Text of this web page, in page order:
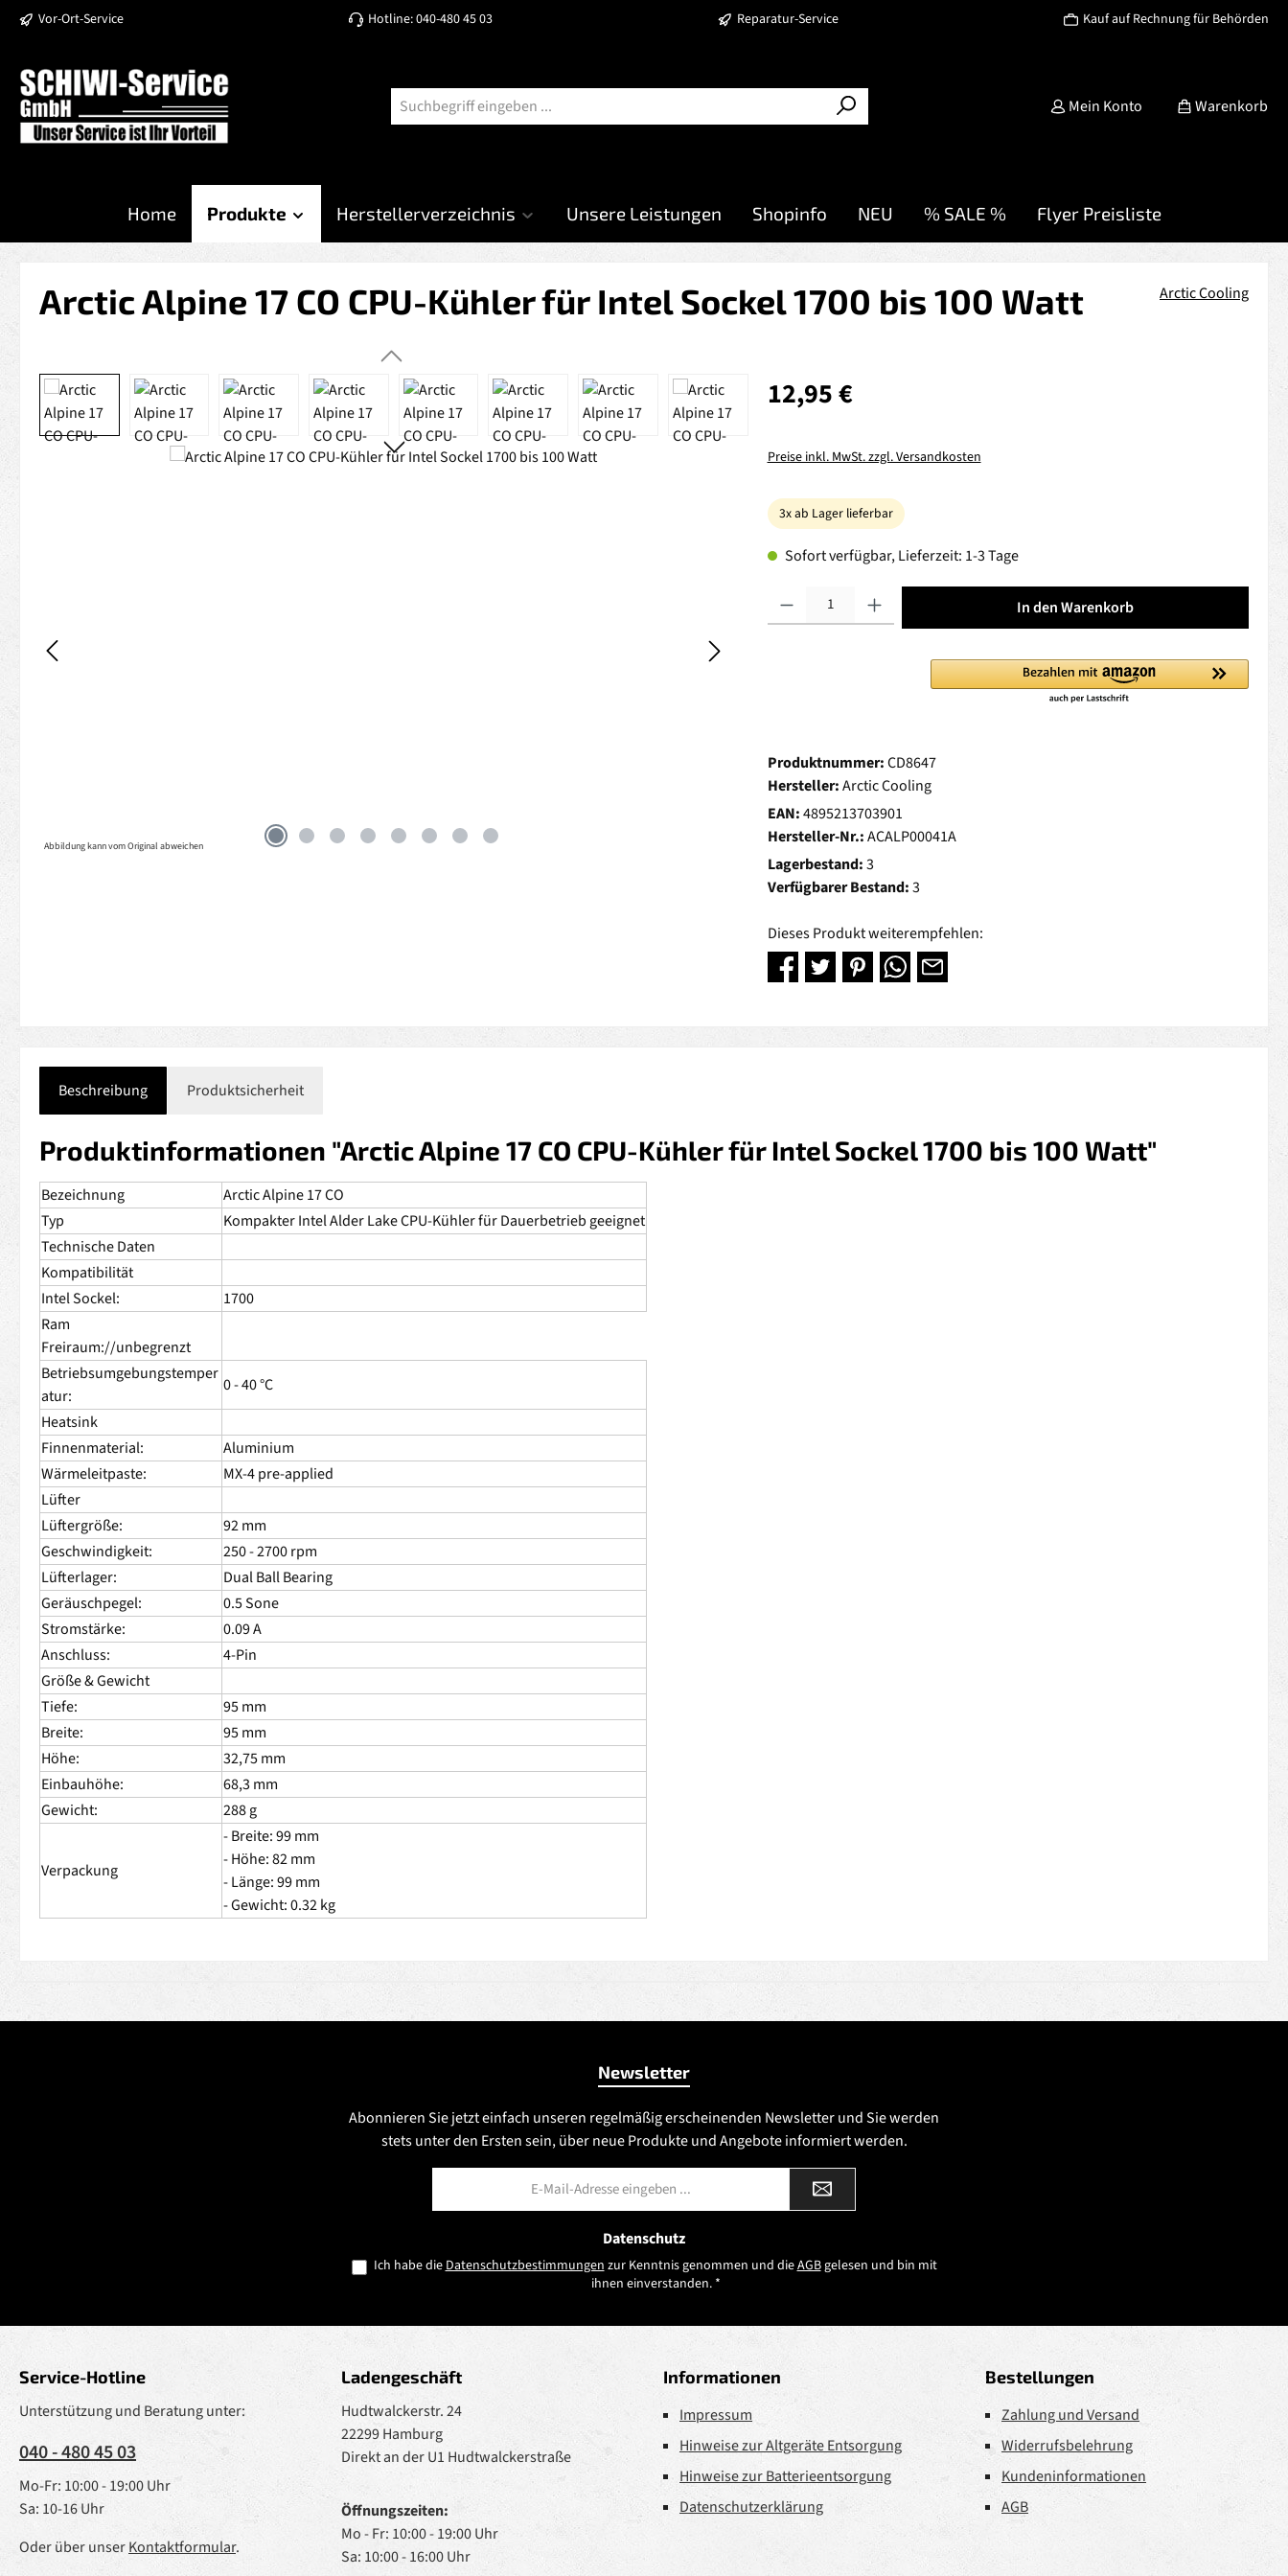
Hauptinhalt springen
Zur Suche springen
Zur Hauptnavigation springen
Vor-Ort-Service Hotline: 040-480 45 03 Reparatur-Service Kauf auf Rechnung für Behörden
Mein Konto Warenkorb
Home Produkte Herstellerverzeichnis Unsere Leistungen Shopinfo NEU % SALE % Flyer Preisliste
Arctic Alpine 17 CO CPU-Kühler für Intel Sockel 1700 bis 100 Watt Arctic Cooling
Bildergalerie überspringen
Abbildung kann vom Original abweichen
Regulärer Preis:
12,95 €
Preise inkl. MwSt. zzgl. Versandkosten
3x ab Lager lieferbar
Sofort verfügbar, Lieferzeit: 1-3 Tage
Produkt Anzahl: Gib den gewünschten Wert ein oder benutze die Schaltflächen um die
In den Warenkorb
Produktnummer:CD8647
Hersteller:Arctic Cooling
EAN:4895213703901
Hersteller-Nr.:ACALP00041A
Lagerbestand:3
Verfügbarer Bestand:3
Dieses Produkt weiterempfehlen:
Beschreibung Produktsicherheit
Produktinformationen "Arctic Alpine 17 CO CPU-Kühler für Intel Sockel 1700 bis 100 Watt"
Bezeichnung
Arctic Alpine 17 CO
Typ
Kompakter Intel Alder Lake CPU-Kühler für Dauerbetrieb geeignet
Technische Daten
Kompatibilität
Intel Sockel:
1700
Ram
Freiraum://unbegrenzt
Betriebsumgebungstemper
atur:
0 - 40 °C
Heatsink
Finnenmaterial:
Aluminium
Wärmeleitpaste:
MX-4 pre-applied
Lüfter
Lüftergröße:
92 mm
Geschwindigkeit:
250 - 2700 rpm
Lüfterlager:
Dual Ball Bearing
Geräuschpegel:
0.5 Sone
Stromstärke:
0.09 A
Anschluss:
4-Pin
Größe & Gewicht
Tiefe:
95 mm
Breite:
95 mm
Höhe:
32,75 mm
Einbauhöhe:
68,3 mm
Gewicht:
288 g
Verpackung
- Breite: 99 mm
- Höhe: 82 mm
- Länge: 99 mm
- Gewicht: 0.32 kg
Newsletter
Abonnieren Sie jetzt einfach unseren regelmäßig erscheinenden Newsletter und Sie werden
stets unter den Ersten sein, über neue Produkte und Angebote informiert werden.
Datenschutz
Ich habe dieDatenschutzbestimmungenzur Kenntnis genommen und dieAGBgelesen und bin mit
ihnen einverstanden. *
Service-Hotline
Unterstützung und Beratung unter:
040 - 480 45 03
Mo-Fr: 10:00 - 19:00 Uhr
Sa: 10-16 Uhr
Oder über unserKontaktformular.
Ladengeschäft
Hudtwalckerstr. 24
22299 Hamburg
Direkt an der U1 Hudtwalckerstraße
Öffnungszeiten:
Mo - Fr: 10:00 - 19:00 Uhr
Sa: 10:00 - 16:00 Uhr
Informationen
Impressum
Hinweise zur Altgeräte Entsorgung
Hinweise zur Batterieentsorgung
Datenschutzerklärung
Bestellungen
Zahlung und Versand
Widerrufsbelehrung
Kundeninformationen
AGB